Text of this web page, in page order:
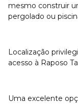
mesmo construir
pergolado ou
Localização
acesso à Raposo
Uma excelente